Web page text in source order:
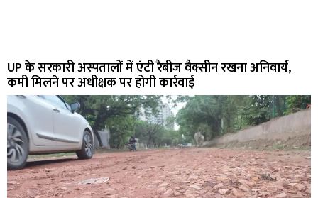
UP के सरकारी अस्पतालों में एंटी रैबीज वैक्सीन रखना अनिवार्य,
कमी मिलने पर अधीक्षक पर होगी कार्रवाई